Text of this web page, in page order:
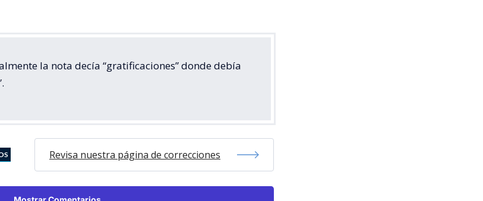
la nota decía “gratificaciones” donde debía
Revisa nuestra página de correcciones